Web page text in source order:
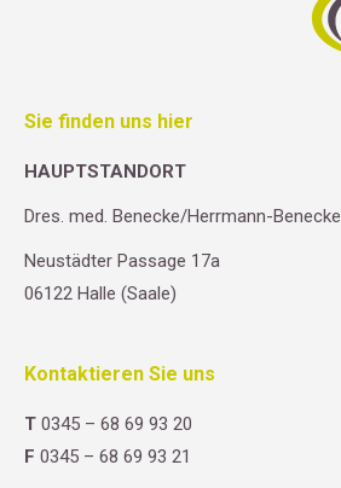
Sie finden uns hier
HAUPTSTANDORT
Dres. med. Benecke/Herrmann-Benecke
Neustädter Passage 17a
06122 Halle (Saale)
Kontaktieren Sie uns
T 0345 – 68 69 93 20
F 0345 – 68 69 93 21